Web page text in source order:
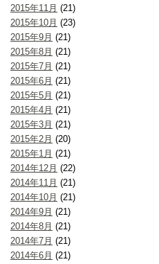
2015年11月 (21)
2015年10月 (23)
2015年9月 (21)
2015年8月 (21)
2015年7月 (21)
2015年6月 (21)
2015年5月 (21)
2015年4月 (21)
2015年3月 (21)
2015年2月 (20)
2015年1月 (21)
2014年12月 (22)
2014年11月 (21)
2014年10月 (21)
2014年9月 (21)
2014年8月 (21)
2014年7月 (21)
2014年6月 (21)